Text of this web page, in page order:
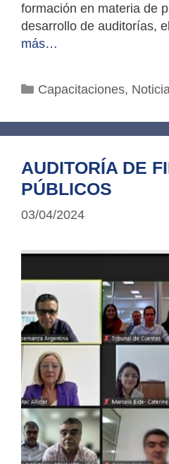
formación en materia de
desarrollo de auditorías,
más…
Categorías
Capacitaciones,
AUDITORÍA DE
PÚBLICOS
03/04/2024